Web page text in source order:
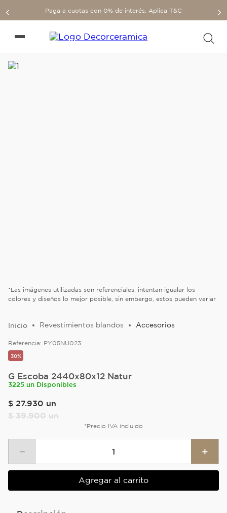
Paga a cuotas con 0% de interés. Aplica T&C
*Las imágenes utilizadas son referenciales, intentan igualar los
colores y diseños lo mejor posible, sin embargo, estos pueden variar
Revestimientos blandos Accesorios
Referencia: PY05NU023
30%
G Escoba 2440x80x12 Natur
3225 un Disponibles
$ 27.930 un
$ 39.900 un
*Precio IVA incluido
＋
－
Agregar al carrito